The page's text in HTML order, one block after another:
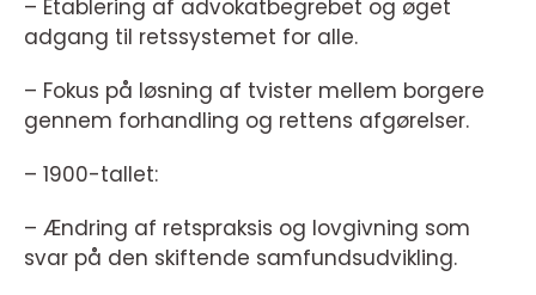
– Etablering af advokatbegrebet og øget
adgang til retssystemet for alle.
– Fokus på løsning af tvister mellem borgere
gennem forhandling og rettens afgørelser.
– 1900-tallet:
– Ændring af retspraksis og lovgivning som
svar på den skiftende samfundsudvikling.